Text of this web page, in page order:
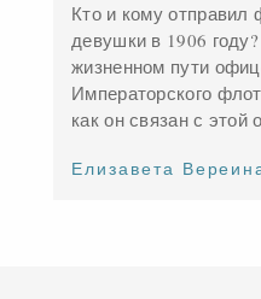
Кто и кому
девушки в 1906
жизненном пути
Императорского
как он связан с этой
Елизавета